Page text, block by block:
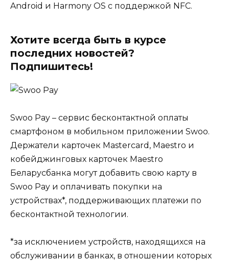
Android и Harmony OS с поддержкой NFC.
Хотите всегда быть в курсе
последних новостей?
Подпишитесь!
Swoo Pay – сервис бесконтактной оплаты
смартфоном в мобильном приложении Swoo.
Держатели карточек Mastercard, Maestro и
кобейджинговых карточек Maestro
Беларусбанка могут добавить свою карту в
Swoo Pay и оплачивать покупки на
устройствах*, поддерживающих платежи по
бесконтактной технологии.
*за исключением устройств, находящихся на
обслуживании в банках, в отношении которых